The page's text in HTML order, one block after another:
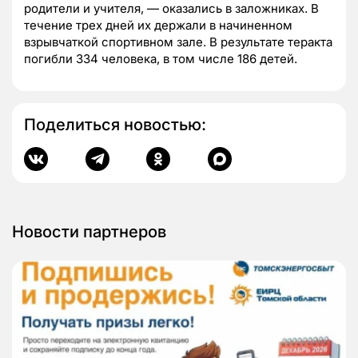
родители и учителя, — оказались в заложниках. В
течение трех дней их держали в начиненном
взрывчаткой спортивном зале. В результате теракта
погибли 334 человека, в том числе 186 детей.
Поделиться новостью:
Новости партнеров